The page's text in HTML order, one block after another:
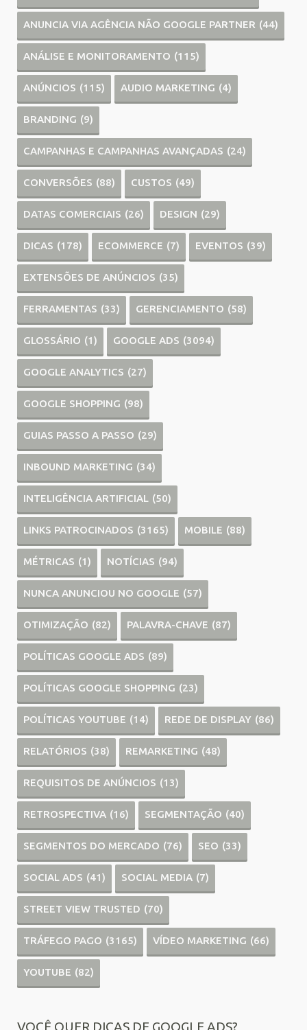
ANUNCIA VIA AGÊNCIA NÃO GOOGLE PARTNER (44)
ANÁLISE E MONITORAMENTO (115)
ANÚNCIOS (115) AUDIO MARKETING (4)
BRANDING (9)
CAMPANHAS E CAMPANHAS AVANÇADAS (24)
CONVERSÕES (88) CUSTOS (49)
DATAS COMERCIAIS (26) DESIGN (29)
DICAS (178) ECOMMERCE (7) EVENTOS (39)
EXTENSÕES DE ANÚNCIOS (35)
FERRAMENTAS (33) GERENCIAMENTO (58)
GLOSSÁRIO (1) GOOGLE ADS (3094)
GOOGLE ANALYTICS (27)
GOOGLE SHOPPING (98)
GUIAS PASSO A PASSO (29)
INBOUND MARKETING (34)
INTELIGÊNCIA ARTIFICIAL (50)
LINKS PATROCINADOS (3165) MOBILE (88)
MÉTRICAS (1) NOTÍCIAS (94)
NUNCA ANUNCIOU NO GOOGLE (57)
OTIMIZAÇÃO (82) PALAVRA-CHAVE (87)
POLÍTICAS GOOGLE ADS (89)
POLÍTICAS GOOGLE SHOPPING (23)
POLÍTICAS YOUTUBE (14) REDE DE DISPLAY (86)
RELATÓRIOS (38) REMARKETING (48)
REQUISITOS DE ANÚNCIOS (13)
RETROSPECTIVA (16) SEGMENTAÇÃO (40)
SEGMENTOS DO MERCADO (76) SEO (33)
SOCIAL ADS (41) SOCIAL MEDIA (7)
STREET VIEW TRUSTED (70)
TRÁFEGO PAGO (3165) VÍDEO MARKETING (66)
YOUTUBE (82)
VOCÊ QUER DICAS DE GOOGLE ADS?